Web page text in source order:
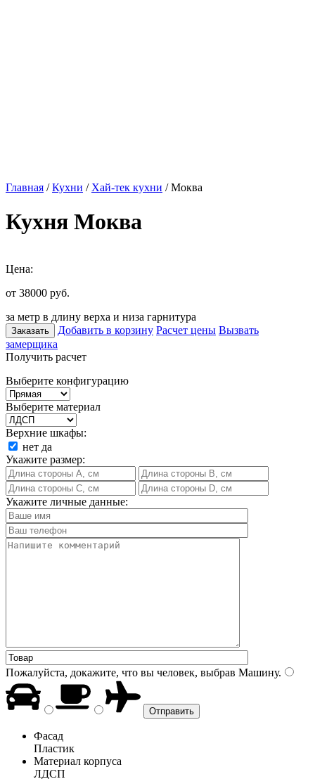
Главная /Кухни / Хай-тек кухни / Моква
Кухня Моква
Цена:
от 38000 руб.
за метр в длину верха и низа гарнитура
Заказать Добавить в корзину Расчет цены Вызвать
замерщика
Получить расчет
Выберите конфигурацию
Выберите материал
Верхние шкафы:
нет да
Укажите размер:
Укажите личные данные:
Пожалуйста, докажите, что вы человек, выбрав Машину.
Фасад
Пластик
Материал корпуса
ЛДСП